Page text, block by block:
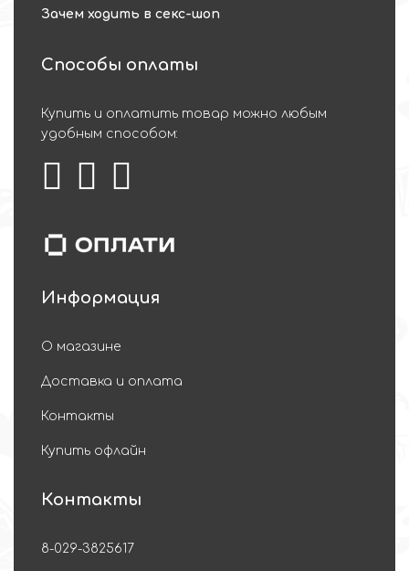
Зачем ходить в секс-шоп
Способы оплаты
Купить и оплатить товар можно любым
удобным способом:
Информация
О магазине
Доставка и оплата
Контакты
Купить офлайн
Контакты
8-029-3825617